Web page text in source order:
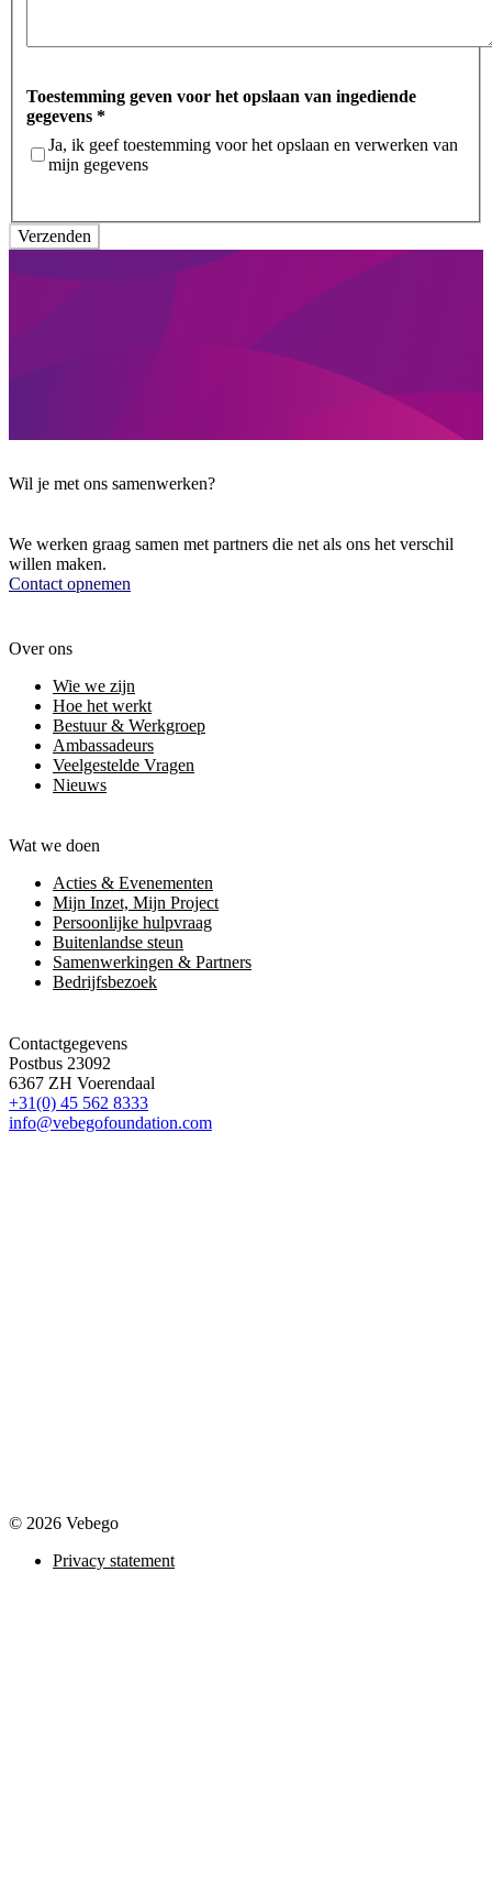
Toestemming geven voor het opslaan van ingediende
gegevens *
Ja, ik geef toestemming voor het opslaan en verwerken van
mijn gegevens
Wil je met ons samenwerken?
We werken graag samen met partners die net als ons het verschil
willen maken.
Contact opnemen
Over ons
Wie we zijn
Hoe het werkt
Bestuur & Werkgroep
Ambassadeurs
Veelgestelde Vragen
Nieuws
Wat we doen
Acties & Evenementen
Mijn Inzet, Mijn Project
Persoonlijke hulpvraag
Buitenlandse steun
Samenwerkingen & Partners
Bedrijfsbezoek
Contactgegevens
Postbus 23092
6367 ZH Voerendaal
+31(0) 45 562 8333
info@vebegofoundation.com
© 2026 Vebego
Privacy statement